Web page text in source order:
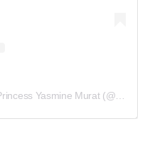
Une publication partagée par HRH Princess Yasmine Murat (@princesse_yasmine_murat)